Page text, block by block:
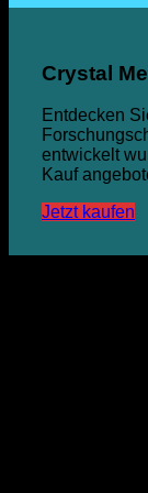
Crystal
Entdecken
entwickelt
Kauf
Jetzt kaufen